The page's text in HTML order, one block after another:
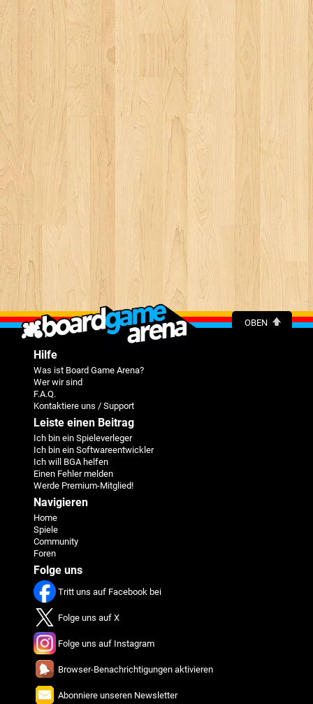
OBEN
Hilfe
Was ist Board Game Arena?
Wer wir sind
F.A.Q.
Kontaktiere uns / Support
Leiste einen Beitrag
Ich bin ein Spieleverleger
Ich bin ein Softwareentwickler
Ich will BGA helfen
Einen Fehler melden
Werde Premium-Mitglied!
Navigieren
Home
Spiele
Community
Foren
Folge uns
Tritt uns auf Facebook bei
Folge uns auf X
Folge uns auf Instagram
Browser-Benachrichtigungen aktivieren
Abonniere unseren Newsletter